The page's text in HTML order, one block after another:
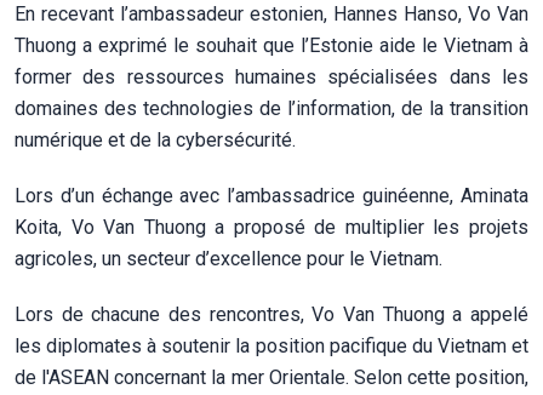
En recevant l’ambassadeur estonien, Hannes Hanso, Vo Van
Thuong a exprimé le souhait que l’Estonie aide le Vietnam à
former des ressources humaines spécialisées dans les
domaines des technologies de l’information, de la transition
numérique et de la cybersécurité.
Lors d’un échange avec l’ambassadrice guinéenne, Aminata
Koita, Vo Van Thuong a proposé de multiplier les projets
agricoles, un secteur d’excellence pour le Vietnam.
Lors de chacune des rencontres, Vo Van Thuong a appelé
les diplomates à soutenir la position pacifique du Vietnam et
de l'ASEAN concernant la mer Orientale. Selon cette position,